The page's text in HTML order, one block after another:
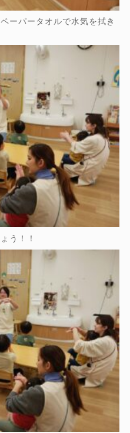
ーパータオルで水気を拭き
う！！